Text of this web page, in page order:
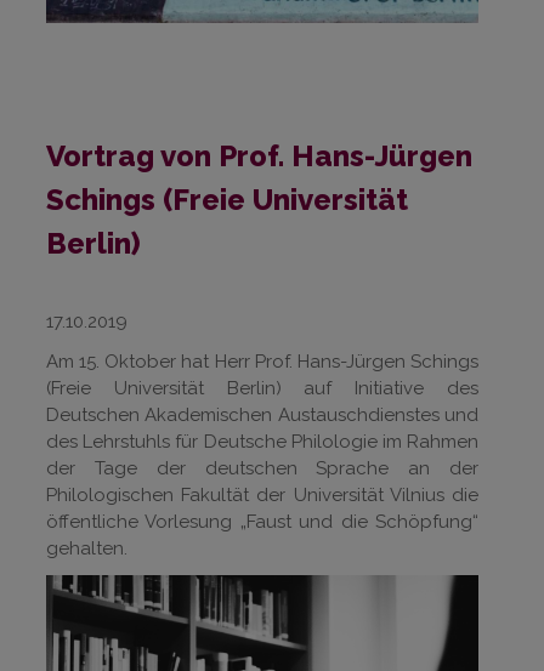
Vortrag von Prof. Hans-Jürgen
Schings (Freie Universität
Berlin)
17.10.2019
Am 15. Oktober hat Herr Prof. Hans-Jürgen Schings
(Freie Universität Berlin) auf Initiative des
Deutschen Akademischen Austauschdienstes und
des Lehrstuhls für Deutsche Philologie im Rahmen
der Tage der deutschen Sprache an der
Philologischen Fakultät der Universität Vilnius die
öffentliche Vorlesung „Faust und die Schöpfung“
gehalten.